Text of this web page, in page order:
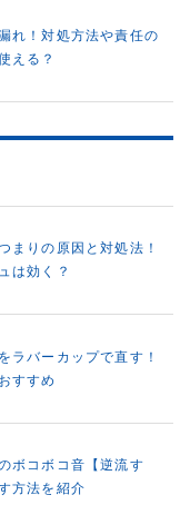
まりの原因と対処法！
は効く？
ラバーカップで直す！
すすめ
ボコボコ音【逆流す
方法を紹介
れ！対処方法や責任の
える？